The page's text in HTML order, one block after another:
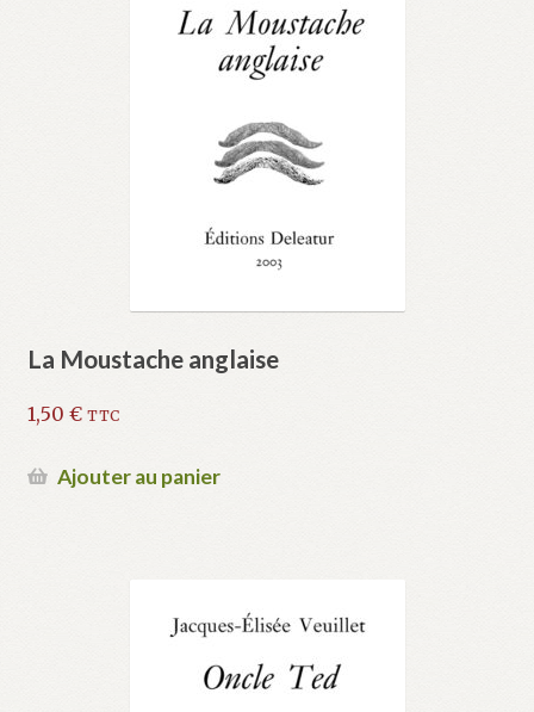
La Moustache anglaise
1,50 € TTC
Ajouter au panier